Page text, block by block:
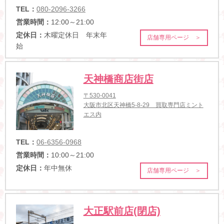
TEL： 080-2096-3266
営業時間： 12:00～21:00
定休日： 木曜定休日 年末年
始
店舗専用ページ ＞
天神橋商店街店
〒530-0041
大阪市北区天神橋5-8-29 買取専門店ミント
エス内
TEL： 06-6356-0968
営業時間： 10:00～21:00
定休日： 年中無休 店舗専用ページ ＞
大正駅前店(閉店)